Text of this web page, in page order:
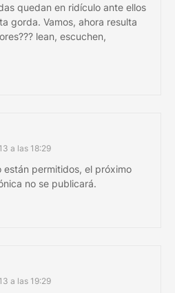
quedan en ridículo ante ellos
gorda. Vamos, ahora resulta
lean, escuchen,
a las 18:29
están permitidos, el próximo
no se publicará.
a las 19:29